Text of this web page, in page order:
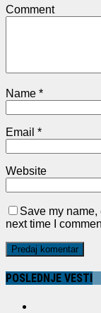
Comment
Name *
Email *
Website
Save my
next time I
POSLEDNJE VESTI